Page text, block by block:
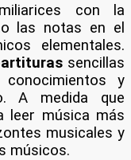
con la
las notas en el
elementales.
sencillas
y
A medida que
leer música más
musicales y
músicos.